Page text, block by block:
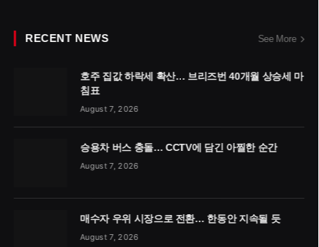
RECENT NEWS See More
호주 집값 하락세 확산… 브리즈번 40개월 상승세 마
침표
August 7, 2026
승용차 버스 충돌… CCTV에 담긴 아찔한 순간
August 7, 2026
매수자 우위 시장으로 전환… 한동안 지속될 듯
August 7, 2026